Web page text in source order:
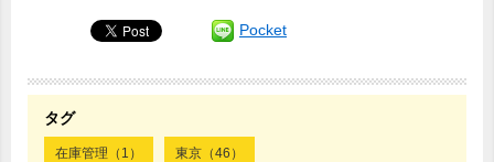
Pocket
タグ
在庫管理（1） 東京（46）